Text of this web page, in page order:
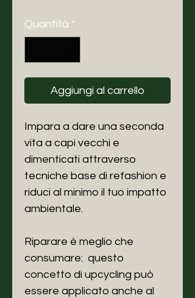
Quantità *
Aggiungi al carrello
Impara a dare una seconda
vita a capi vecchi e
dimenticati attraverso
tecniche base di refashion e
riduci al minimo il tuo impatto
ambientale.
Riparare è meglio che
consumare: questo
concetto di upcycling può
essere applicato anche al